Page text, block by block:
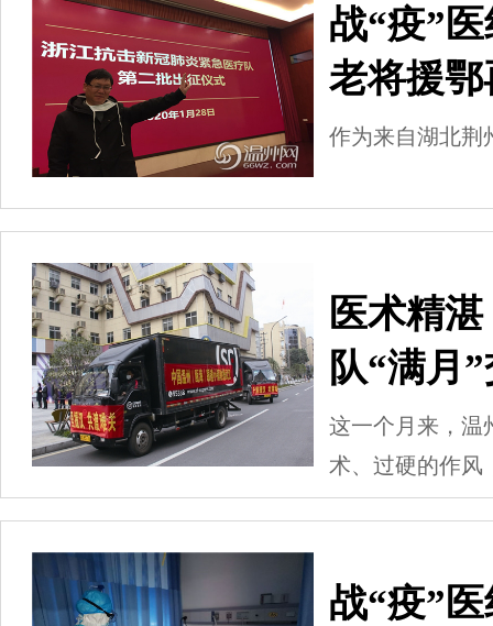
战“疫”
老将援
作为来自湖北荆
医术精
队“满月
这一个月来，温
术、过硬的作风
战“疫”